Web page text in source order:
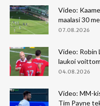
Video:
maalasi 30
07.08.2026
Video: Robin
laukoi
04.08.2026
Video: MM-
Tim Payne